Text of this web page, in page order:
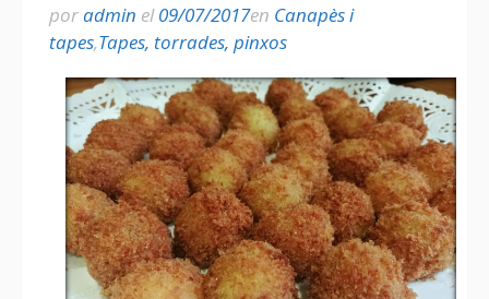
poradmin el09/07/2017en Canapès i
tapes,Tapes, torrades, pinxos